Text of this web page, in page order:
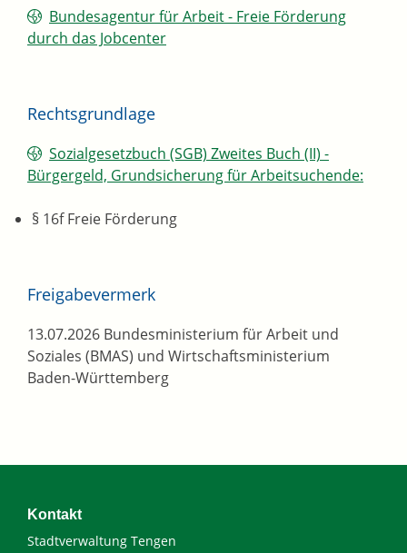
Bundesagentur für Arbeit - Freie Förderung
durch das Jobcenter
Rechtsgrundlage
Sozialgesetzbuch (SGB) Zweites Buch (II) -
Bürgergeld, Grundsicherung für Arbeitsuchende:
§ 16f Freie Förderung
Freigabevermerk
13.07.2026 Bundesministerium für Arbeit und
Soziales (BMAS) und Wirtschaftsministerium
Baden-Württemberg
Kontakt
Stadtverwaltung Tengen